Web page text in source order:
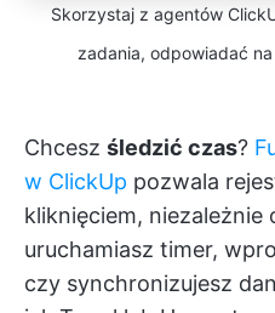
Skorzystaj z agentów
zadania, odpowiadać
Chcesz śledzić czas?
w ClickUp pozwala
kliknięciem, niezależnie
uruchamiasz timer,
czy synchronizujesz